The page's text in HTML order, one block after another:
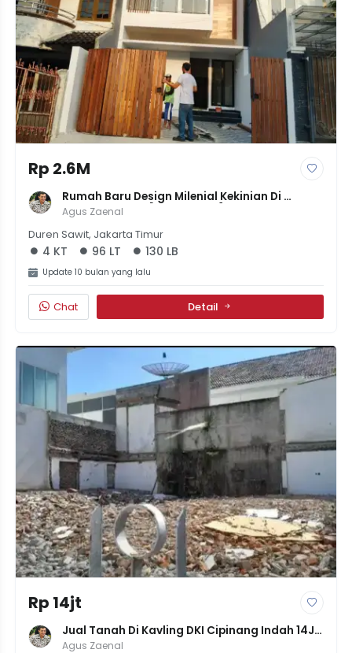
Rp 2.6M
Rumah Baru Design Milenial Kekinian Di
Pondok Kelapa [LT 96 LB 130] | 4KT 3KM |
Harga 2.6M
Agus Zaenal
Duren Sawit, Jakarta Timur
4 KT 96 LT 130 LB
Update 10 bulan yang lalu
Chat Detail
Rp 14jt
Jual Tanah Di Kavling DKI Cipinang Indah 14Jt
Per Meter Ada 200M-An
Agus Zaenal